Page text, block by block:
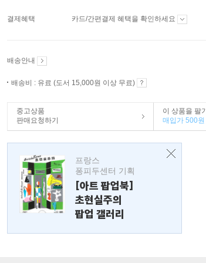
결제혜택 카드/간편결제 혜택을 확인하세요
배송안내
배송비 : 유료 (도서 15,000원 이상 무료)
중고상품
판매요청하기
이 상품을 팔기
매입가 500원
프랑스
퐁피두센터 기획
[아트 팝업북]
초현실주의
팝업 갤러리